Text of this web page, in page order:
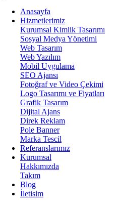
Anasayfa
Hizmetlerimiz
Kurumsal Kimlik Tasarımı
Sosyal Medya Yönetimi
Web Tasarım
Web Yazılım
Mobil Uygulama
SEO Ajansı
Fotoğraf ve Video Çekimi
Logo Tasarımı ve Fiyatları
Grafik Tasarım
Dijital Ajans
Direk Reklam
Pole Banner
Marka Tescil
Referanslarımız
Kurumsal
Hakkımızda
Takım
Blog
İletisim